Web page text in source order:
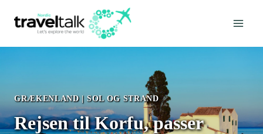
GRÆKENLAND| SOL OG STRAND
Rejsen til Korfu, passer